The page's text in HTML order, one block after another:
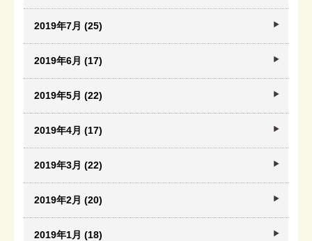
2019年7月 (25)
2019年6月 (17)
2019年5月 (22)
2019年4月 (17)
2019年3月 (22)
2019年2月 (20)
2019年1月 (18)